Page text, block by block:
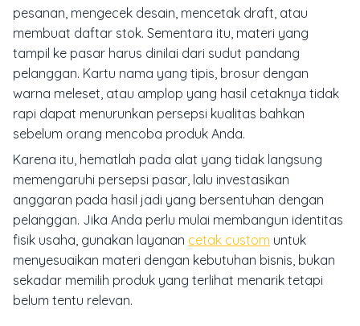
pesanan, mengecek desain, mencetak draft, atau
membuat daftar stok. Sementara itu, materi yang
tampil ke pasar harus dinilai dari sudut pandang
pelanggan. Kartu nama yang tipis, brosur dengan
warna meleset, atau amplop yang hasil cetaknya tidak
rapi dapat menurunkan persepsi kualitas bahkan
sebelum orang mencoba produk Anda.
Karena itu, hematlah pada alat yang tidak langsung
memengaruhi persepsi pasar, lalu investasikan
anggaran pada hasil jadi yang bersentuhan dengan
pelanggan. Jika Anda perlu mulai membangun identitas
fisik usaha, gunakan layanan cetak custom untuk
menyesuaikan materi dengan kebutuhan bisnis, bukan
sekadar memilih produk yang terlihat menarik tetapi
belum tentu relevan.